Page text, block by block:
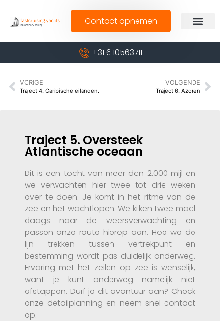
Contact opnemen
+31 6 10563711
VORIGE
Traject 4. Caribische eilanden.
VOLGENDE
Traject 6. Azoren
Traject 5. Oversteek
Atlantische oceaan
Dit is een tocht van meer dan 2.000 mijl en
we verwachten hier twee tot drie weken
over te doen. Je komt in het ritme van de
zee en het wachtlopen. We kijken twee maal
daags naar de weersverwachting en
passen onze route hierop aan. Hoe we de
lijn trekken tussen vertrekpunt en
bestemming wordt pas duidelijk onderweg.
Ervaring met het zeilen op zee is wenselijk,
want je kunt onderweg namelijk niet
afstappen. Durf je dit avontuur aan? Check
onze detailplanning en neem snel contact
op.